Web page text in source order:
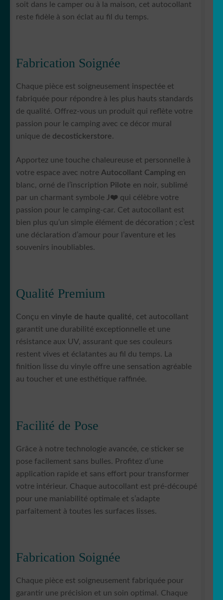
soit dans le camper ou à la maison, cet autocollant
reste fidèle à son éclat au fil du temps.
Fabrication Soignée
Chaque pièce est soigneusement inspectée et
fabriquée pour répondre à les plus hauts standards
de qualité. Offrez-vous un produit qui reflète votre
passion pour le camping avec ce décor mural
unique de decostickerstore.
Apportez une touche chaleureuse et personnelle à
votre espace avec notre Autocollant Camping en
blanc, orné de l’inscription Pilote en noir, sublimé
par un charmant symbole J❤️ qui célèbre votre
passion pour le camping-car. Cet autocollant est
bien plus qu’un simple élément de décoration ; c’est
une déclaration d’amour pour l’aventure et les
souvenirs inoubliables.
Qualité Premium
Conçu en vinyle de haute qualité, cet autocollant
garantit une durabilité exceptionnelle et une
résistance aux UV, assurant que ses couleurs
restent vives et éclatantes au fil du temps. La
finition lisse du vinyle offre une sensation agréable
au toucher et une esthétique raffinée.
Facilité de Pose
Grâce à notre technologie avancée, ce sticker se
pose facilement sans bulles. Profitez d’une
application rapide et sans effort pour transformer
votre intérieur. Chaque autocollant est pré-découpé
pour une maniabilité optimale et s’adapte
parfaitement à toutes les surfaces lisses.
Fabrication Soignée
Chaque pièce est soigneusement fabriquée pour
garantir une précision et un soin optimal. Chaque